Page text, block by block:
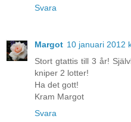
Svara
Margot 10 januari 2012
Stort gtattis till 3 år!
kniper 2 lotter!
Ha det gott!
Kram Margot
Svara